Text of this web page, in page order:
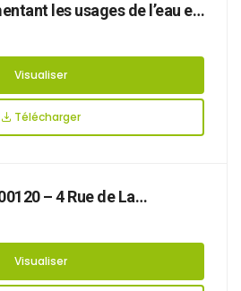
les usages de l’eau en
de la ressource en eau
du Pas-de-Calais
Visualiser
Télécharger
– 4 Rue de La
de dépôt
Visualiser